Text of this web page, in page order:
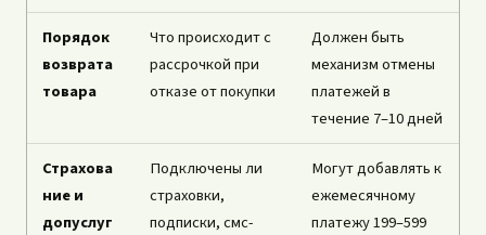
Порядок
возврата
товара
Что происходит с
рассрочкой при
отказе от покупки
Должен быть
механизм отмены
платежей в
течение 7–10 дней
Страхова
ние и
допуслуг
Подключены ли
страховки,
подписки, смс-
Могут добавлять к
ежемесячному
платежу 199–599